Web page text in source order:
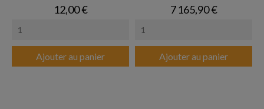
Prix
12,00 €
Ajouter au panier
Prix
7 165,90 €
Ajouter au panier